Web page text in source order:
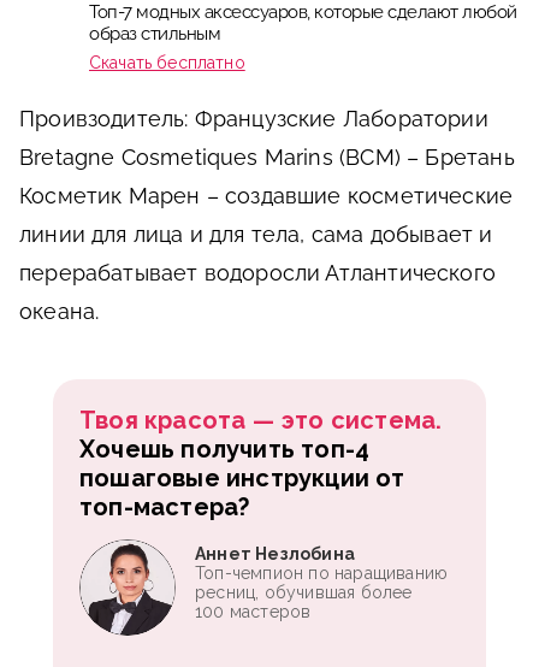
Топ-7 модных аксессуаров, которые сделают любой
образ стильным
Скачать бесплатно
Проивзодитель: Французские Лаборатории
Bretagne Cosmetiques Marins (BCM) – Бретань
Косметик Марен – создавшие косметические
линии для лица и для тела, сама добывает и
перерабатывает водоросли Атлантического
океана.
Твоя красота — это система.
Хочешь получить топ-4
пошаговые инструкции от
топ-мастера?
Аннет Незлобина
Топ-чемпион по наращиванию
ресниц, обучившая более
100 мастеров